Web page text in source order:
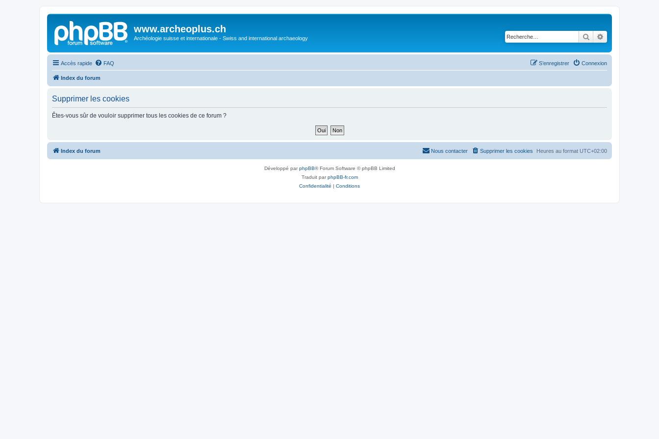
www.archeoplus.ch
Archéologie suisse et internationale - Swiss and international archaeology Rechercher
Accès rapide FAQ Connexion
S’enregistrer
Index du forum
Supprimer les cookies
Êtes-vous sûr de vouloir supprimer tous les cookies de ce forum ?
Index du forum Heures au format UTC+02:00
Supprimer les cookies
Nous contacter
Développé parphpBB® Forum Software © phpBB Limited
Traduit parphpBB-fr.com
Confidentialité | Conditions